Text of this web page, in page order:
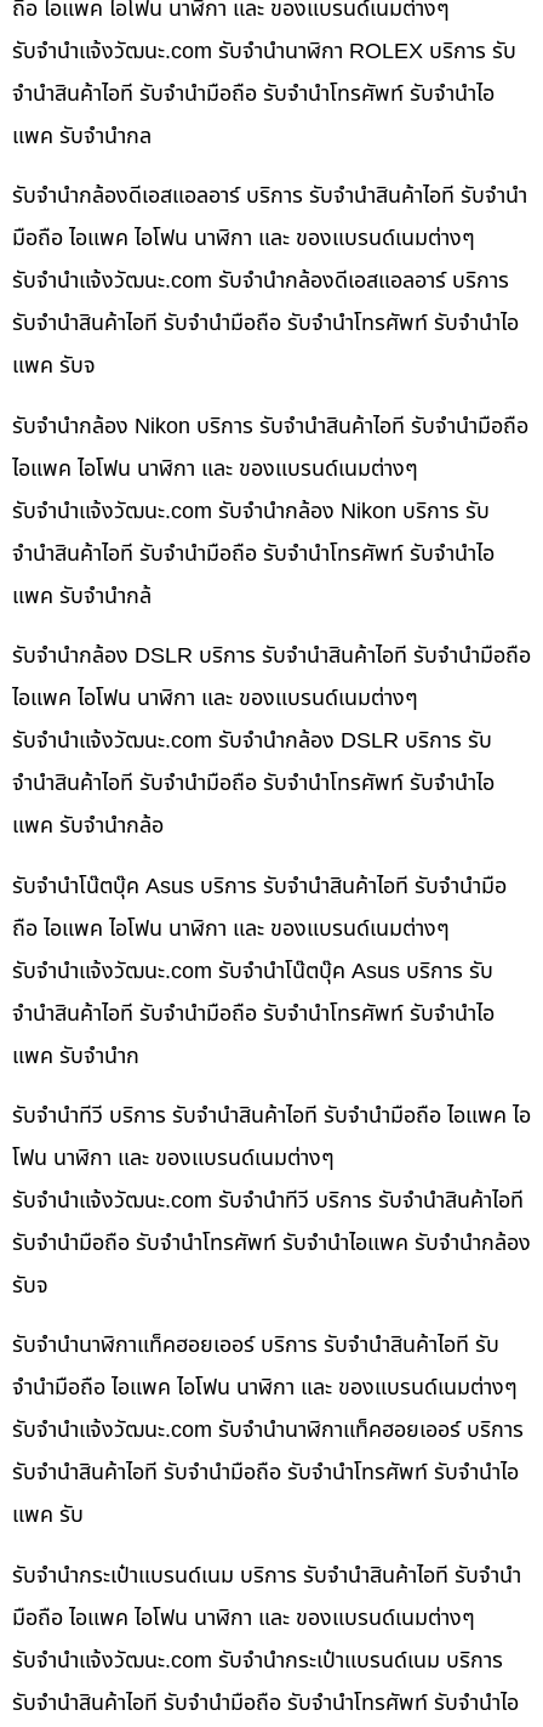
ถือ ไอแพค ไอโฟน นาฬิกา และ ของแบรนด์เนมต่างๆ
รับจํานําแจ้งวัฒนะ.com รับจำนำนาฬิกา ROLEX บริการ รับ
จำนำสินค้าไอที รับจำนำมือถือ รับจำนำโทรศัพท์ รับจำนำไอ
แพค รับจำนำกล
รับจำนำกล้องดีเอสแอลอาร์ บริการ รับจำนำสินค้าไอที รับจำนำ
มือถือ ไอแพค ไอโฟน นาฬิกา และ ของแบรนด์เนมต่างๆ
รับจํานําแจ้งวัฒนะ.com รับจำนำกล้องดีเอสแอลอาร์ บริการ
รับจำนำสินค้าไอที รับจำนำมือถือ รับจำนำโทรศัพท์ รับจำนำไอ
แพค รับจ
รับจำนำกล้อง Nikon บริการ รับจำนำสินค้าไอที รับจำนำมือถือ
ไอแพค ไอโฟน นาฬิกา และ ของแบรนด์เนมต่างๆ
รับจํานําแจ้งวัฒนะ.com รับจำนำกล้อง Nikon บริการ รับ
จำนำสินค้าไอที รับจำนำมือถือ รับจำนำโทรศัพท์ รับจำนำไอ
แพค รับจำนำกล้
รับจำนำกล้อง DSLR บริการ รับจำนำสินค้าไอที รับจำนำมือถือ
ไอแพค ไอโฟน นาฬิกา และ ของแบรนด์เนมต่างๆ
รับจํานําแจ้งวัฒนะ.com รับจำนำกล้อง DSLR บริการ รับ
จำนำสินค้าไอที รับจำนำมือถือ รับจำนำโทรศัพท์ รับจำนำไอ
แพค รับจำนำกล้อ
รับจำนำโน๊ตบุ๊ค Asus บริการ รับจำนำสินค้าไอที รับจำนำมือ
ถือ ไอแพค ไอโฟน นาฬิกา และ ของแบรนด์เนมต่างๆ
รับจํานําแจ้งวัฒนะ.com รับจำนำโน๊ตบุ๊ค Asus บริการ รับ
จำนำสินค้าไอที รับจำนำมือถือ รับจำนำโทรศัพท์ รับจำนำไอ
แพค รับจำนำก
รับจำนำทีวี บริการ รับจำนำสินค้าไอที รับจำนำมือถือ ไอแพค ไอ
โฟน นาฬิกา และ ของแบรนด์เนมต่างๆ
รับจํานําแจ้งวัฒนะ.com รับจำนำทีวี บริการ รับจำนำสินค้าไอที
รับจำนำมือถือ รับจำนำโทรศัพท์ รับจำนำไอแพค รับจำนำกล้อง
รับจ
รับจำนำนาฬิกาแท็คฮอยเออร์ บริการ รับจำนำสินค้าไอที รับ
จำนำมือถือ ไอแพค ไอโฟน นาฬิกา และ ของแบรนด์เนมต่างๆ
รับจํานําแจ้งวัฒนะ.com รับจำนำนาฬิกาแท็คฮอยเออร์ บริการ
รับจำนำสินค้าไอที รับจำนำมือถือ รับจำนำโทรศัพท์ รับจำนำไอ
แพค รับ
รับจำนำกระเป๋าแบรนด์เนม บริการ รับจำนำสินค้าไอที รับจำนำ
มือถือ ไอแพค ไอโฟน นาฬิกา และ ของแบรนด์เนมต่างๆ
รับจํานําแจ้งวัฒนะ.com รับจำนำกระเป๋าแบรนด์เนม บริการ
รับจำนำสินค้าไอที รับจำนำมือถือ รับจำนำโทรศัพท์ รับจำนำไอ